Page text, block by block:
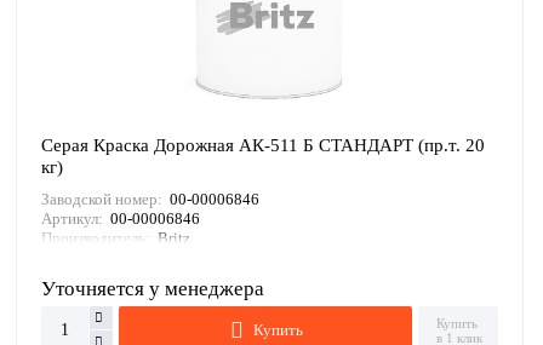
Серая Краска Дорожная АК-511 Б СТАНДАРТ (пр.т. 20
кг)
Заводской номер: 00-00006846
Артикул: 00-00006846
Производитель: Britz
Уточняется у менеджера
Купить
Купить
в 1 клик